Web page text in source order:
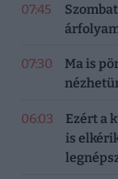
07:45
07:30
Ma is
06:03
Ezért a
is